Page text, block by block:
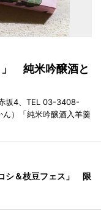
」 純米吟醸酒と
坂4、TEL 03-3408-
）「純米吟醸酒入羊羹
シ＆枝豆フェス」 限